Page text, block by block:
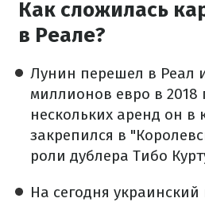
Как сложилась
в Реале?
Лунин перешел в Реал
миллионов евро в 2018
нескольких аренд он в
закрепился в
роли дублера Тибо
На сегодня украинский